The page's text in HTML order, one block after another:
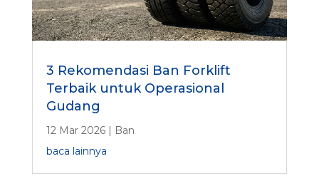
3 Rekomendasi Ban Forklift
Terbaik untuk Operasional
Gudang
12 Mar 2026| Ban
baca lainnya